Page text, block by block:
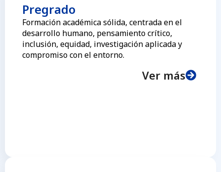
Pregrado
Formación académica sólida, centrada en el
desarrollo humano, pensamiento crítico,
inclusión, equidad, investigación aplicada y
compromiso con el entorno.
Ver más